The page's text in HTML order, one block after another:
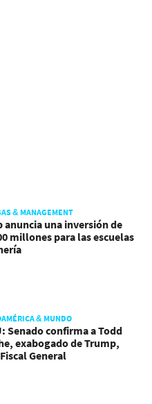
& MANAGEMENT
anuncia una inversión de
millones para las escuelas
& MUNDO
Senado confirma a Todd
exabogado de Trump,
General